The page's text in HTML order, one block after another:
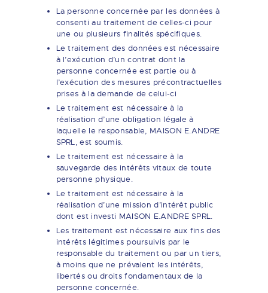
La personne concernée par les données à
consenti au traitement de celles-ci pour
une ou plusieurs finalités spécifiques.
Le traitement des données est nécessaire
à l’exécution d’un contrat dont la
personne concernée est partie ou à
l’exécution des mesures précontractuelles
prises à la demande de celui-ci
Le traitement est nécessaire à la
réalisation d’une obligation légale à
laquelle le responsable, MAISON E.ANDRE
SPRL, est soumis.
Le traitement est nécessaire à la
sauvegarde des intérêts vitaux de toute
personne physique.
Le traitement est nécessaire à la
réalisation d’une mission d’intérêt public
dont est investi MAISON E.ANDRE SPRL.
Les traitement est nécessaire aux fins des
intérêts légitimes poursuivis par le
responsable du traitement ou par un tiers,
à moins que ne prévalent les intérêts,
libertés ou droits fondamentaux de la
personne concernée.